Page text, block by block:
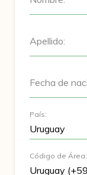
Apellido:
Fecha de
País:
Código de Área: